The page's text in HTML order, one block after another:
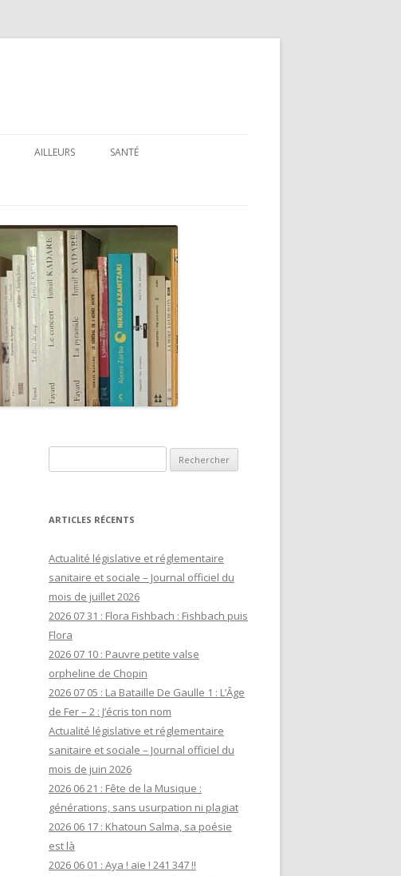
AILLEURS SANTÉ
SANTÉ : RUBRIQUE LÉGISLATIVE &
RÉGLEMENTAIRE
MON PARCOURS
ARTICLES RÉCENTS
Actualité législative et réglementaire
sanitaire et sociale – Journal officiel du
mois de juillet 2026
2026 07 31 : Flora Fishbach : Fishbach puis
Flora
2026 07 10 : Pauvre petite valse
orpheline de Chopin
2026 07 05 : La Bataille De Gaulle 1 : L’Âge
de Fer – 2 : J’écris ton nom
Actualité législative et réglementaire
sanitaire et sociale – Journal officiel du
mois de juin 2026
2026 06 21 : Fête de la Musique :
générations, sans usurpation ni plagiat
2026 06 17 : Khatoun Salma, sa poésie
est là
2026 06 01 : Aya ! aïe ! 241 347 !!